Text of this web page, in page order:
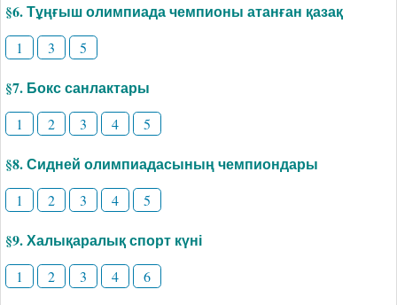
§6. Тұңғыш олимпиада чемпионы атанған қазақ
1 3 5
§7. Бокс санлактары
1 2 3 4 5
§8. Сидней олимпиадасының чемпиондары
1 2 3 4 5
§9. Халықаралық спорт күні
1 2 3 4 6